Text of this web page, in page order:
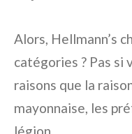
Alors, Hellmann’s
catégories ? Pas si
raisons que la
mayonnaise, les
légion.